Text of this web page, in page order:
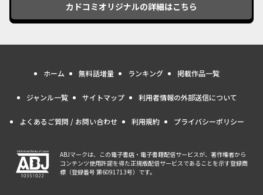
カドコミオリジナルの詳細はこちら
ホーム 無料話増量 ランキング 掲載作品一覧
ジャンル一覧 サイトマップ 利用者情報の外部送信について
よくあるご質問 / お問い合わせ 利用規約 プライバシーポリシー
ABJマークは、この電子書店・電子書籍配信サービスが、著作権者から
コンテンツ使用許諾を得た正規版配信サービスであることを示す登録商
標（登録番号 第6091713号）です。